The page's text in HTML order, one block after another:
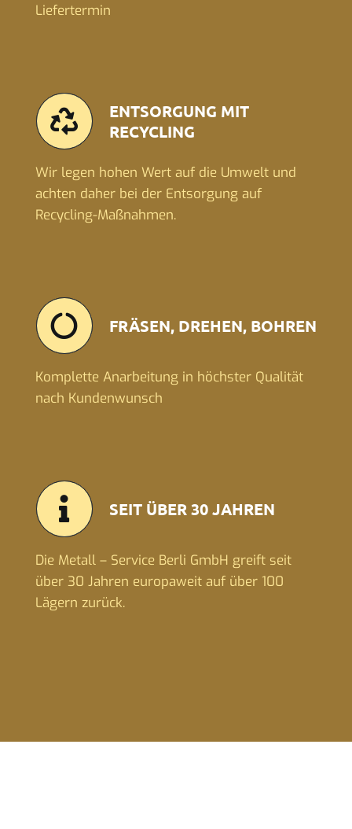
Liefertermin
ENTSORGUNG MIT
RECYCLING
Wir legen hohen Wert auf die Umwelt und
achten daher bei der Entsorgung auf
Recycling-Maßnahmen.
FRÄSEN, DREHEN, BOHREN
Komplette Anarbeitung in höchster Qualität
nach Kundenwunsch
SEIT ÜBER 30 JAHREN
Die Metall – Service Berli GmbH greift seit
über 30 Jahren europaweit auf über 100
Lägern zurück.